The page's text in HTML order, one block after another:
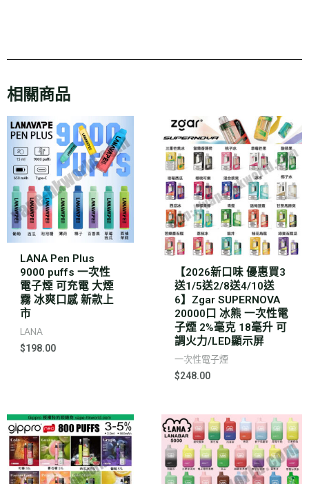
相關商品
LANA Pen Plus
9000 puffs 一次性
電子煙 可充電 大煙
霧 冰爽口感 新款上
市
LANA
$198.00
【2026新口味 優惠買3
送1/5送2/8送4/10送
6】Zgar SUPERNOVA
20000口 冰熊 一次性電
子煙 2%毫克 18毫升 可
調火力/LED顯示屏
一次性電子煙
$248.00